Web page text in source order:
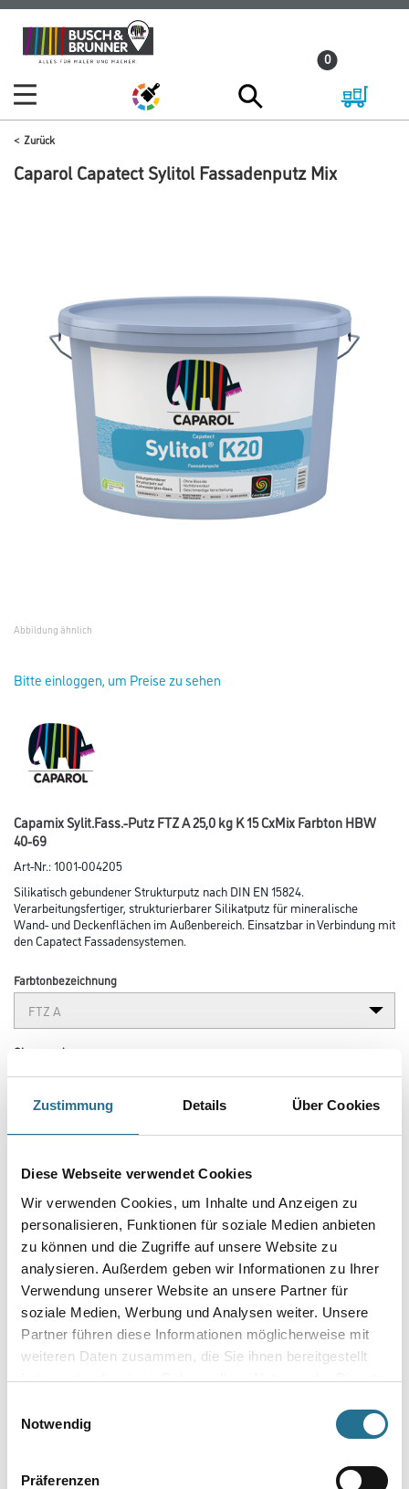
Zustimmung Details Über Cookies
Diese Webseite verwendet Cookies
Wir verwenden Cookies, um Inhalte und Anzeigen zu
personalisieren, Funktionen für soziale Medien anbieten
zu können und die Zugriffe auf unsere Website zu
analysieren. Außerdem geben wir Informationen zu Ihrer
Verwendung unserer Website an unsere Partner für
soziale Medien, Werbung und Analysen weiter. Unsere
Partner führen diese Informationen möglicherweise mit
weiteren Daten zusammen, die Sie ihnen bereitgestellt
haben oder die sie im Rahmen Ihrer Nutzung der Dienste
Notwendig
Präferenzen
Zum
Inhalt
Zum
Navigationsmenü
0
Zurück
Caparol Capatect Sylitol Fassadenputz Mix
Abbildung ähnlich
Bitte einloggen, um Preise zu sehen
Capamix Sylit.Fass.-Putz FTZ A 25,0 kg K 15 CxMix Farbton HBW
40-69
Art-Nr.:1001-004205
Silikatisch gebundener Strukturputz nach DIN EN 15824.
Verarbeitungsfertiger, strukturierbarer Silikatputz für mineralische
Wand- und Deckenflächen im Außenbereich. Einsatzbar in Verbindung mit
den Capatect Fassadensystemen.
Farbtonbezeichnung
Glanzgrad
Umrechnungsfaktoren
Zur Farbauswahl für Ihren Wunschfarbton